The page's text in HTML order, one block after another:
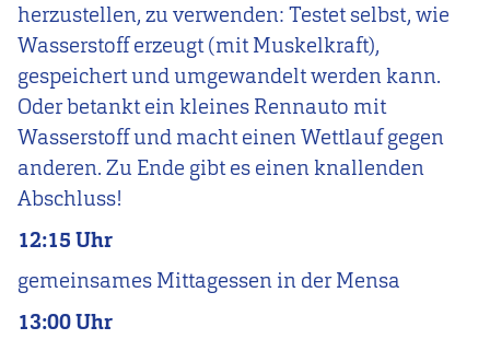
herzustellen, zu verwenden: Testet selbst, wie
Wasserstoff erzeugt (mit Muskelkraft),
gespeichert und umgewandelt werden kann.
Oder betankt ein kleines Rennauto mit
Wasserstoff und macht einen Wettlauf gegen
anderen. Zu Ende gibt es einen knallenden
Abschluss!
12:15 Uhr
gemeinsames Mittagessen in der Mensa
13:00 Uhr